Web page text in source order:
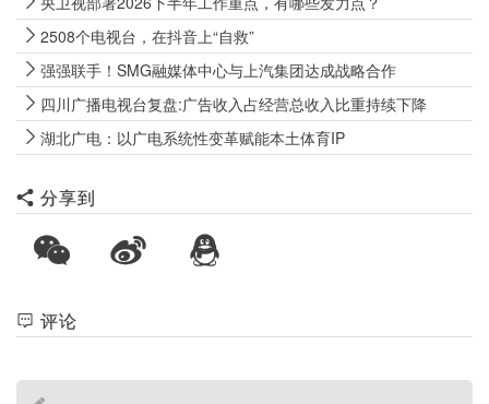
2508个电视台，在抖音上“自救”
强强联手！SMG融媒体中心与上汽集团达成战略合作
四川广播电视台复盘:广告收入占经营总收入比重持续下降
湖北广电：以广电系统性变革赋能本土体育IP
分享到
评论